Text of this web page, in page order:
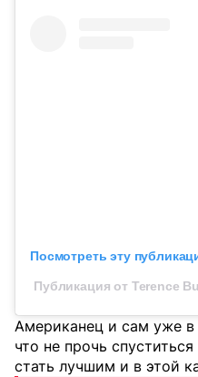
Посмотреть эту
Публикация от Terence
Американец и сам уже в
что не прочь
стать лучшим и в этой